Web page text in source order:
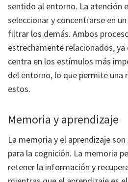
sentido al entorno. La atención
seleccionar y concentrarse en
filtrar los demás. Ambos
estrechamente relacionados, ya
centra en los estímulos más
del entorno, lo que permite una
estos.
Memoria y aprendizaje
La memoria y el aprendizaje
para la cognición. La memoria
retener la información y